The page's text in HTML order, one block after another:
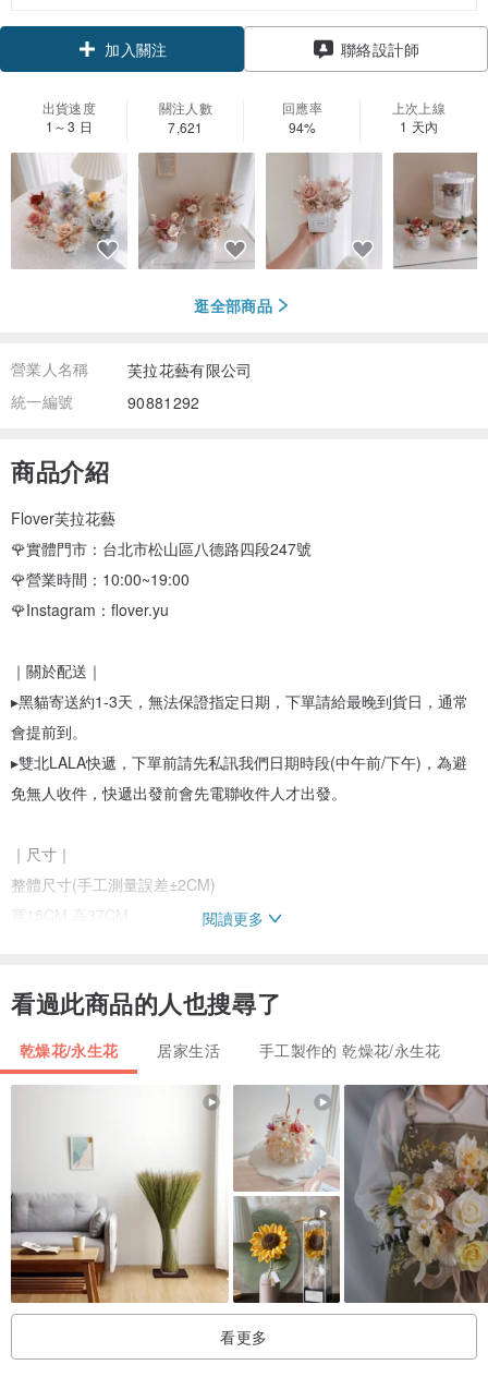
加入關注
聯絡設計師
出貨速度
1～3 日
關注人數
7,621
回應率
94%
上次上線
1 天內
逛全部商品
營業人名稱
芙拉花藝有限公司
統一編號
90881292
商品介紹
Flover芙拉花藝
🌹實體門市：台北市松山區八德路四段247號
🌹營業時間：10:00~19:00
🌹Instagram：flover.yu
｜關於配送｜
▸黑貓寄送約1-3天，無法保證指定日期，下單請給最晚到貨日，通常
會提前到。
▸雙北LALA快遞，下單前請先私訊我們日期時段(中午前/下午)，為避
免無人收件，快遞出發前會先電聯收件人才出發。
｜尺寸｜
整體尺寸(手工測量誤差±2CM)
寬15CM 高37CM
乾燥索拉乒乓 乾燥諾貝松等
｜注意事項｜
▸ 黑貓無法保證指定到貨日期時段，下單請給最晚到貨日以留彈性時
▸ 可加購代寫卡片服務(限30字內)，內容請於訂單備註。
▸ 花禮寄送不會顯示購買人資訊，若須署名請於訂單備註。
▸ 寄送皆為紙箱包裹才能保護花禮，除特別標明外無特殊精美禮盒包
裝。
▸ 賣場皆無現貨採接單製作，下單付款後2~3個工作天內(不含假日)出
貨，急單與大量訂購請先來電詢問。
▸ 植物生長各有異，沒有對稱或完美無瑕花瓣，完美主義者請慎思。
閱讀更多
看過此商品的人也搜尋了
乾燥花/永生花 居家生活 手工製作的 乾燥花/永生花
看更多